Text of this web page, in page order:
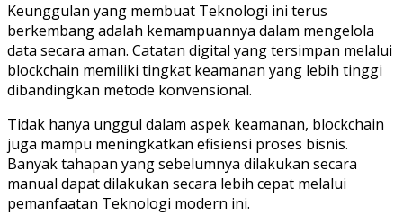
Keunggulan yang membuat Teknologi ini terus
berkembang adalah kemampuannya dalam mengelola
data secara aman. Catatan digital yang tersimpan melalui
blockchain memiliki tingkat keamanan yang lebih tinggi
dibandingkan metode konvensional.
Tidak hanya unggul dalam aspek keamanan, blockchain
juga mampu meningkatkan efisiensi proses bisnis.
Banyak tahapan yang sebelumnya dilakukan secara
manual dapat dilakukan secara lebih cepat melalui
pemanfaatan Teknologi modern ini.